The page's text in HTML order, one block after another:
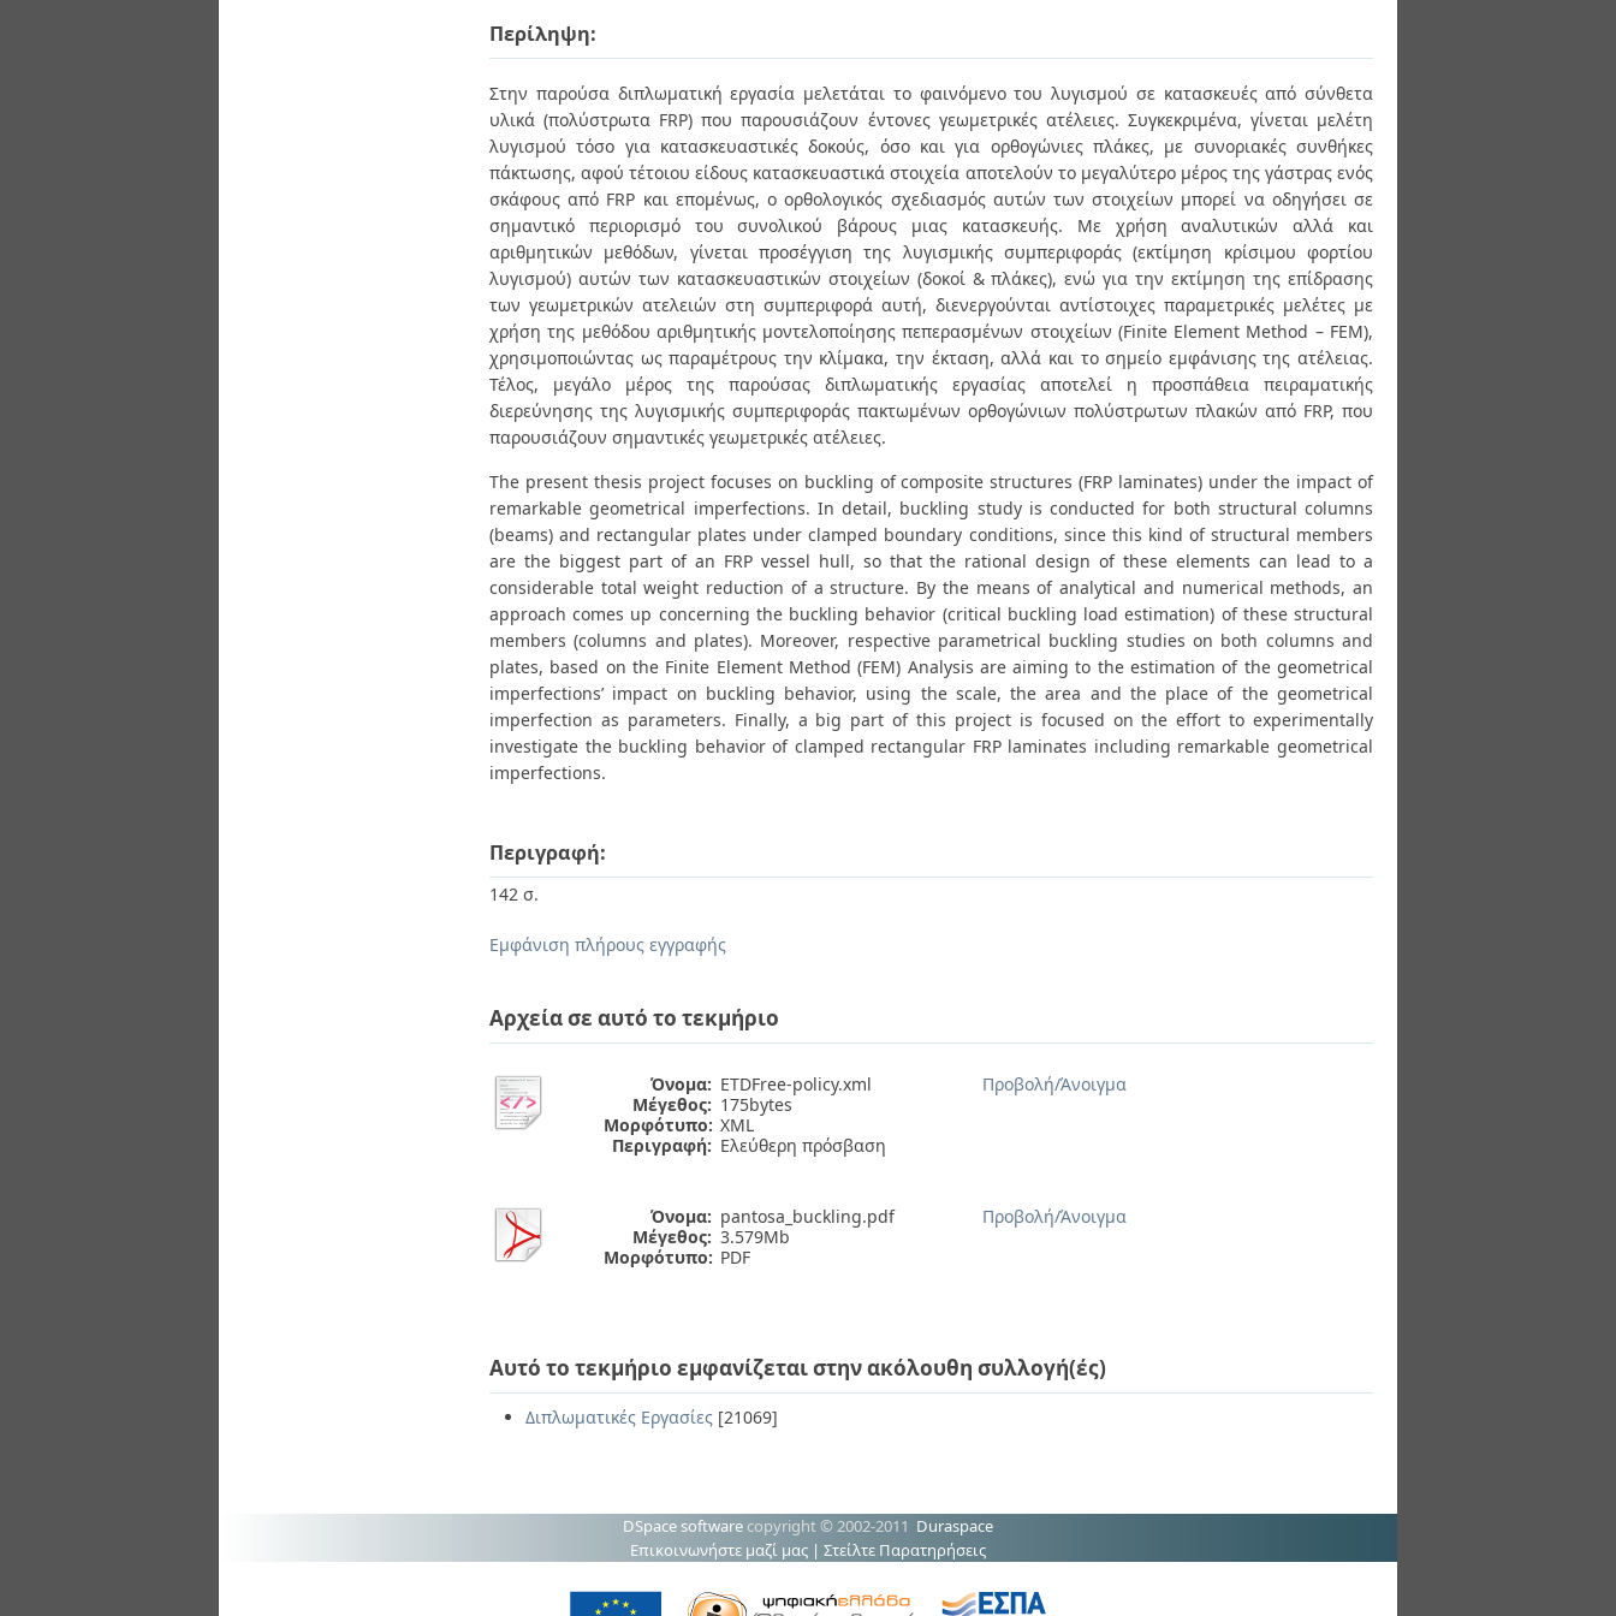
Περίληψη:
Στην παρούσα διπλωματική εργασία μελετάται το φαινόμενο του λυγισμού σε κατασκευές από σύνθετα
υλικά (πολύστρωτα FRP) που παρουσιάζουν έντονες γεωμετρικές ατέλειες. Συγκεκριμένα, γίνεται μελέτη
λυγισμού τόσο για κατασκευαστικές δοκούς, όσο και για ορθογώνιες πλάκες, με συνοριακές συνθήκες
πάκτωσης, αφού τέτοιου είδους κατασκευαστικά στοιχεία αποτελούν το μεγαλύτερο μέρος της γάστρας ενός
σκάφους από FRP και επομένως, ο ορθολογικός σχεδιασμός αυτών των στοιχείων μπορεί να οδηγήσει σε
σημαντικό περιορισμό του συνολικού βάρους μιας κατασκευής. Με χρήση αναλυτικών αλλά και
αριθμητικών μεθόδων, γίνεται προσέγγιση της λυγισμικής συμπεριφοράς (εκτίμηση κρίσιμου φορτίου
λυγισμού) αυτών των κατασκευαστικών στοιχείων (δοκοί & πλάκες), ενώ για την εκτίμηση της επίδρασης
των γεωμετρικών ατελειών στη συμπεριφορά αυτή, διενεργούνται αντίστοιχες παραμετρικές μελέτες με
χρήση της μεθόδου αριθμητικής μοντελοποίησης πεπερασμένων στοιχείων (Finite Element Method – FEM),
χρησιμοποιώντας ως παραμέτρους την κλίμακα, την έκταση, αλλά και το σημείο εμφάνισης της ατέλειας.
Τέλος, μεγάλο μέρος της παρούσας διπλωματικής εργασίας αποτελεί η προσπάθεια πειραματικής
διερεύνησης της λυγισμικής συμπεριφοράς πακτωμένων ορθογώνιων πολύστρωτων πλακών από FRP, που
παρουσιάζουν σημαντικές γεωμετρικές ατέλειες.
The present thesis project focuses on buckling of composite structures (FRP laminates) under the impact of
remarkable geometrical imperfections. In detail, buckling study is conducted for both structural columns
(beams) and rectangular plates under clamped boundary conditions, since this kind of structural members
are the biggest part of an FRP vessel hull, so that the rational design of these elements can lead to a
considerable total weight reduction of a structure. By the means of analytical and numerical methods, an
approach comes up concerning the buckling behavior (critical buckling load estimation) of these structural
members (columns and plates). Moreover, respective parametrical buckling studies on both columns and
plates, based on the Finite Element Method (FEM) Analysis are aiming to the estimation of the geometrical
imperfections’ impact on buckling behavior, using the scale, the area and the place of the geometrical
imperfection as parameters. Finally, a big part of this project is focused on the effort to experimentally
investigate the buckling behavior of clamped rectangular FRP laminates including remarkable geometrical
imperfections.
Περιγραφή:
142 σ.
Εμφάνιση πλήρους εγγραφής
Αρχεία σε αυτό το τεκμήριο
Όνομα: ETDFree-policy.xml
Μέγεθος: 175bytes
Μορφότυπο: XML
Περιγραφή: Ελεύθερη πρόσβαση
Προβολή/Άνοιγμα
Όνομα: pantosa_buckling.pdf
Μέγεθος: 3.579Mb
Μορφότυπο: PDF
Προβολή/Άνοιγμα
Αυτό το τεκμήριο εμφανίζεται στην ακόλουθη συλλογή(ές)
Διπλωματικές Εργασίες [21069]
DSpace software copyright © 2002-2011 Duraspace
Επικοινωνήστε μαζί μας | Στείλτε Παρατηρήσεις